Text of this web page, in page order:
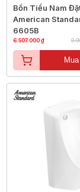
Bồn Tiểu Nam
American
6605B
6.507.000 ₫